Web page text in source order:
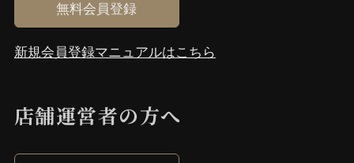
無料会員登録
新規会員登録マニュアルはこちら
店舗運営者の⽅へ